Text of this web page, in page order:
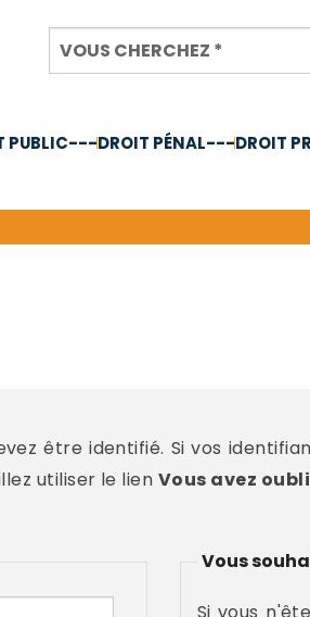
PUBLIC---DROIT PÉNAL---DROIT
être identifié. Si vos
utiliser le lien Vous avez
Vous